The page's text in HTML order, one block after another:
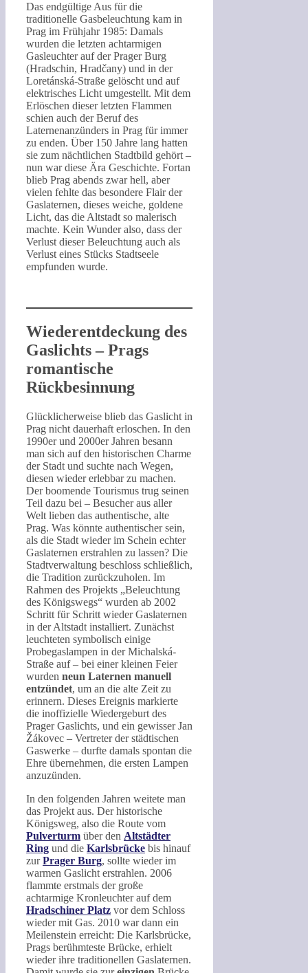
Das endgültige Aus für die
traditionelle Gasbeleuchtung kam in
Prag im Frühjahr 1985: Damals
wurden die letzten achtarmigen
Gasleuchter auf der Prager Burg
(Hradschin, Hradčany) und in der
Loretánská-Straße gelöscht und auf
elektrisches Licht umgestellt. Mit dem
Erlöschen dieser letzten Flammen
schien auch der Beruf des
Laternenanzünders in Prag für immer
zu enden. Über 150 Jahre lang hatten
sie zum nächtlichen Stadtbild gehört –
nun war diese Ära Geschichte. Fortan
blieb Prag abends zwar hell, aber
vielen fehlte das besondere Flair der
Gaslaternen, dieses weiche, goldene
Licht, das die Altstadt so malerisch
machte. Kein Wunder also, dass der
Verlust dieser Beleuchtung auch als
Verlust eines Stücks Stadtseele
empfunden wurde.
Wiederentdeckung des
Gaslichts – Prags
romantische
Rückbesinnung
Glücklicherweise blieb das Gaslicht in
Prag nicht dauerhaft erloschen. In den
1990er und 2000er Jahren besann
man sich auf den historischen Charme
der Stadt und suchte nach Wegen,
diesen wieder erlebbar zu machen.
Der boomende Tourismus trug seinen
Teil dazu bei – Besucher aus aller
Welt lieben das authentische, alte
Prag. Was könnte authentischer sein,
als die Stadt wieder im Schein echter
Gaslaternen erstrahlen zu lassen? Die
Stadtverwaltung beschloss schließlich,
die Tradition zurückzuholen. Im
Rahmen des Projekts „Beleuchtung
des Königswegs“ wurden ab 2002
Schritt für Schritt wieder Gaslaternen
in der Altstadt installiert. Zunächst
leuchteten symbolisch einige
Probegaslampen in der Michalská-
Straße auf – bei einer kleinen Feier
wurden neun Laternen manuell
entzündet, um an die alte Zeit zu
erinnern. Dieses Ereignis markierte
die inoffizielle Wiedergeburt des
Prager Gaslichts, und ein gewisser Jan
Žákovec – Vertreter der städtischen
Gaswerke – durfte damals spontan die
Ehre übernehmen, die ersten Lampen
anzuzünden.
In den folgenden Jahren weitete man
das Projekt aus. Der historische
Königsweg, also die Route vom
Pulverturm über den Altstädter
Ring und die Karlsbrücke bis hinauf
zurPrager Burg, sollte wieder im
warmen Gaslicht erstrahlen. 2006
flammte erstmals der große
achtarmige Kronleuchter auf dem
Hradschiner Platz vor dem Schloss
wieder mit Gas. 2010 war dann ein
Meilenstein erreicht: Die Karlsbrücke,
Prags berühmteste Brücke, erhielt
wieder ihre traditionellen Gaslaternen.